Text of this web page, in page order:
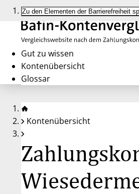
Zu den Elementen der Barrierefreiheit
Gut zu wissen
Kontenübersicht
Glossar
Kontenübersicht